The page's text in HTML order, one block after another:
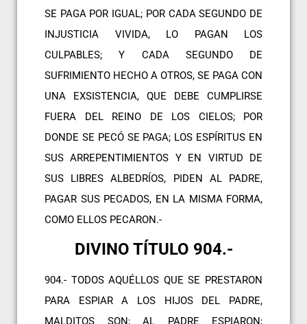
SE PAGA POR IGUAL; POR CADA SEGUNDO DE
INJUSTICIA VIVIDA, LO PAGAN LOS
CULPABLES; Y CADA SEGUNDO DE
SUFRIMIENTO HECHO A OTROS, SE PAGA CON
UNA EXSISTENCIA, QUE DEBE CUMPLIRSE
FUERA DEL REINO DE LOS CIELOS; POR
DONDE SE PECÓ SE PAGA; LOS ESPÍRITUS EN
SUS ARREPENTIMIENTOS Y EN VIRTUD DE
SUS LIBRES ALBEDRÍOS, PIDEN AL PADRE,
PAGAR SUS PECADOS, EN LA MISMA FORMA,
COMO ELLOS PECARON.-
DIVINO TÍTULO 904.-
904.- TODOS AQUÉLLOS QUE SE PRESTARON
PARA ESPIAR A LOS HIJOS DEL PADRE,
MALDITOS SON; AL PADRE ESPIARON;